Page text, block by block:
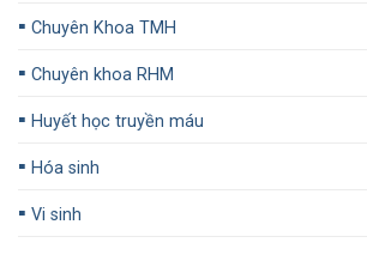
▪️ Chuyên Khoa TMH
▪️ Chuyên khoa RHM
▪️ Huyết học truyền máu
▪️ Hóa sinh
▪️ Vi sinh